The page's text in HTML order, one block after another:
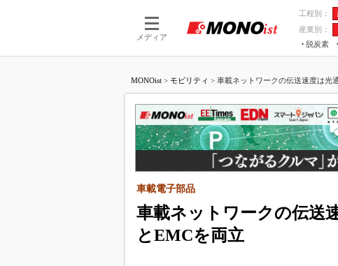
メディア
工程別：
産業別：
脱炭素
つながる工場
つながるサービス
AI×設備保全
Physical AI
MONOist > モビリティ > 車載ネットワークの伝送速度は光
車載ネットワークの伝送
とEMCを両立
車載電子部品